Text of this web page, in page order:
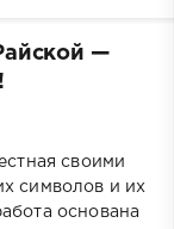
—
своими
символов и их
основана